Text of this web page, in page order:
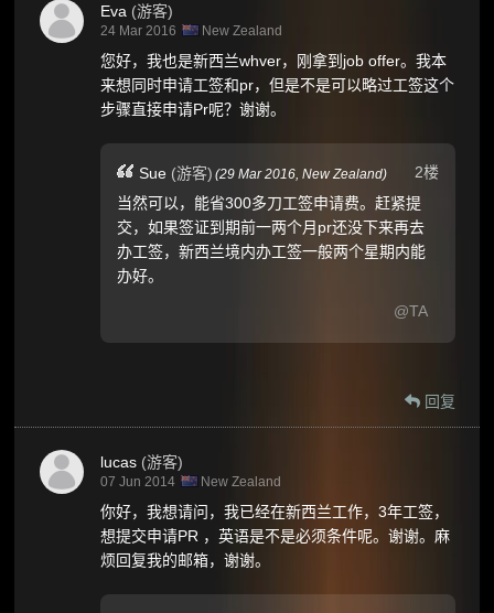
Eva (游客)
24 Mar 2016 New Zealand
您好，我也是新西兰whver，刚拿到job offer。我本
来想同时申请工签和pr，但是不是可以略过工签这个
步骤直接申请Pr呢？谢谢。
2楼
Sue (游客) (29 Mar 2016,New Zealand)
当然可以，能省300多刀工签申请费。赶紧提
交，如果签证到期前一两个月pr还没下来再去
办工签，新西兰境内办工签一般两个星期内能
办好。
@TA
回复
lucas (游客)
07 Jun 2014 New Zealand
你好，我想请问，我已经在新西兰工作，3年工签，
想提交申请PR ，英语是不是必须条件呢。谢谢。麻
烦回复我的邮箱，谢谢。